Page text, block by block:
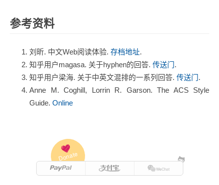
参考资料
刘昕. 中文Web阅读体验. 存档地址.
知乎用户magasa. 关于hyphen的回答. 传送门 .
知乎用户梁海. 关于中英文混排的一系列回答. 传送门 .
Anne M. Coghill, Lorrin R. Garson. The ACS Style
Guide. Online
Donate